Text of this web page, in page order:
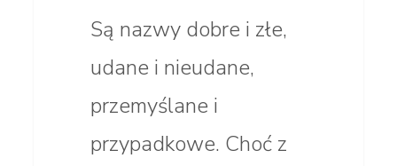
Są nazwy dobre i złe,
udane i nieudane,
przemyślane i
przypadkowe. Choć z